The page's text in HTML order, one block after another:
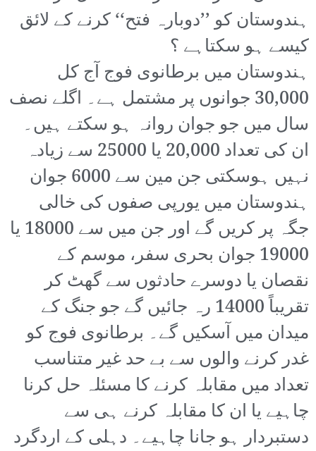
ہندوستان کو ’’دوبارہ فتح‘‘ کرنے کے لائق
کیسے ہو سکتاہے ؟
ہندوستان میں برطانوی فوج آج کل
30,000 جوانوں پر مشتمل ہے۔ اگلے نصف
سال میں جو جوان روانہ ہو سکتے ہیں۔
ان کی تعداد 20,000 یا 25000 سے زیادہ
نہیں ہوسکتی جن مین سے 6000 جوان
ہندوستان میں یورپی صفوں کی خالی
جگہ پر کریں گے اور جن میں سے 18000 یا
19000 جوان بحری سفر، موسم کے
نقصان یا دوسرے حادثوں سے گھٹ کر
تقریباً 14000 رہ جائیں گے جو جنگ کے
میدان میں آسکیں گے۔ برطانوی فوج کو
غدر کرنے والوں سے بے حد غیر متناسب
تعداد میں مقابلہ کرنے کا مسئلہ حل کرنا
چاہیے یا ان کا مقابلہ کرنے ہی سے
دستبردار ہو جانا چاہیے۔ دہلی کے اردگرد